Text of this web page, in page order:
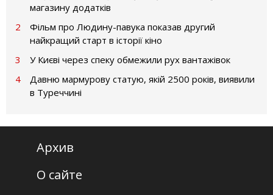
магазину додатків
2
Фільм про Людину-павука показав другий
найкращий старт в історії кіно
3
У Києві через спеку обмежили рух вантажівок
4
Давню мармурову статую, якій 2500 років, виявили
в Туреччині
Архив
О сайте